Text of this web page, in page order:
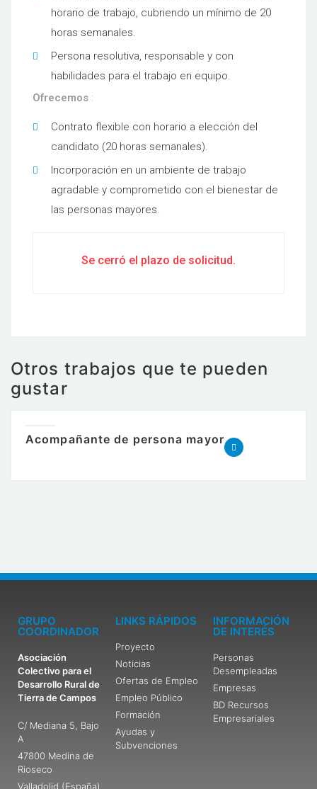
horario de trabajo, cubriendo un mínimo de 20
horas semanales.
Persona resolutiva, responsable y con
habilidades para el trabajo en equipo.
Ofrecemos :
Contrato flexible con horario a elección del
candidato (20 horas semanales).
Incorporación en un ambiente de trabajo
agradable y comprometido con el bienestar de
las personas mayores.
Se cerró el plazo de solicitud.
Otros trabajos que te pueden
gustar
Acompañante de persona mayor
GRUPO
COORDINADOR
Asociación
Colectivo para el
Desarrollo Rural de
Tierra de Campos
C/ Mediana 5, Bajo
A
47800 Medina de
Rioseco
Valladolid (España)
LINKS RÁPIDOS
Proyecto
Noticias
Ofertas de Empleo
Empleo Público
Formación
Ayudas y
Subvenciones
INFORMACIÓN
DE INTERÉS
Personas
Desempleadas
Empresas
BD Recursos
Empresariales